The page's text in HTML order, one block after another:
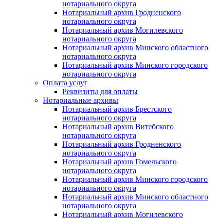
нотариального округа
Нотариальный архив Гродненского
нотариального округа
Нотариальный архив Могилевского
нотариального округа
Нотариальный архив Минского областного
нотариального округа
Нотариальный архив Минского городского
нотариального округа
Оплата услуг
Реквизиты для оплаты
Нотариальные архивы
Нотариальный архив Брестского
нотариального округа
Нотариальный архив Витебского
нотариального округа
Нотариальный архив Гродненского
нотариального округа
Нотариальный архив Гомельского
нотариального округа
Нотариальный архив Минского городского
нотариального округа
Нотариальный архив Минского областного
нотариального округа
Нотариальный архив Могилевского